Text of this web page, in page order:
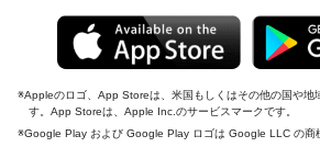
Appleのロゴ、App Storeは、米国もしくはその他の国や地
す。App Storeは、Apple Inc.のサービスマークです。
Google Play および Google Play ロゴは Google LLC の商